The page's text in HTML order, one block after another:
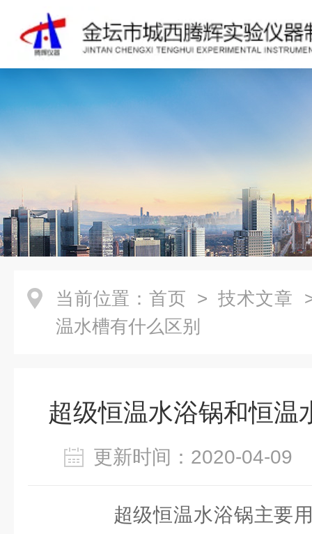
当前位置： 首页 > 技术文章
温水槽有什么区别
超级恒温水浴锅和恒温
更新时间：2020-04-
超级恒温水浴锅主要用